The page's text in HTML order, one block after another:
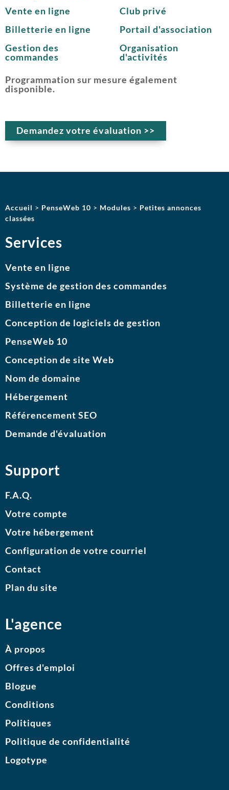
Vente en ligne
Billetterie en ligne
Gestion des
commandes
Club privé
Portail d'association
Organisation
d'activités
Programmation sur mesure également
disponible.
Demandez votre évaluation >>
Accueil > PenseWeb 10 > Modules > Petites annonces
classées
Services
Vente en ligne
Système de gestion des commandes
Billetterie en ligne
Conception de logiciels de gestion
PenseWeb 10
Conception de site Web
Nom de domaine
Hébergement
Référencement SEO
Demande d'évaluation
Support
F.A.Q.
Votre compte
Votre hébergement
Configuration de votre courriel
Contact
Plan du site
L'agence
À propos
Offres d'emploi
Blogue
Conditions
Politiques
Politique de confidentialité
Logotype